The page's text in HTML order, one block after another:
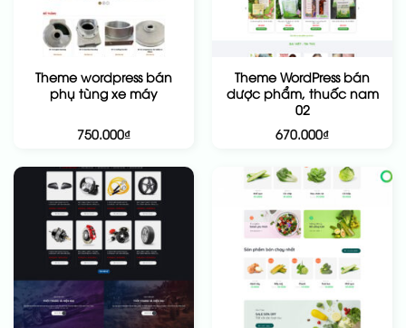
Theme wordpress bán
phụ tùng xe máy
750.000₫
Theme WordPress bán
dược phẩm, thuốc nam
02
670.000₫